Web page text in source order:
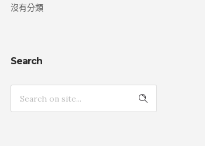
沒有分類
Search